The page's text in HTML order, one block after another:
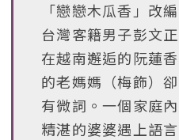
「戀戀木瓜香」改
台灣客籍男子彭文
在越南邂逅的阮蓮
的老媽媽（梅飾）
有微詞。一個家庭
精湛的婆婆遇上語